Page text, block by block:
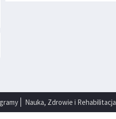
Nauka, Zdrowie i Rehabilitacja